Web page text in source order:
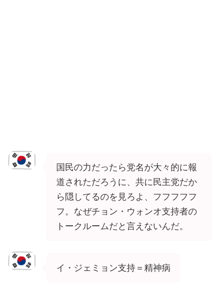
国民の力だったら党名が大々的に報
道されただろうに、共に民主党だか
ら隠してるのを見ろよ、フフフフフ
フ。なぜチョン・ウォンオ支持者の
トークルームだと言えないんだ。
イ・ジェミョン支持＝精神病